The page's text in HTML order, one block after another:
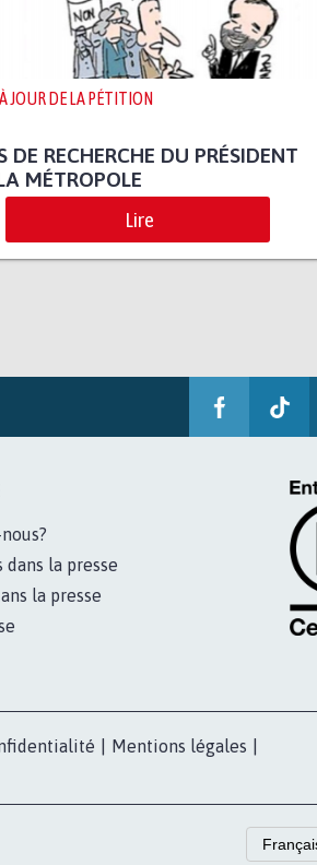
JOUR DE LA PÉTITION
DE RECHERCHE DU PRÉSIDENT
MÉTROPOLE
Lire
dans la presse
la presse
Mentions légales